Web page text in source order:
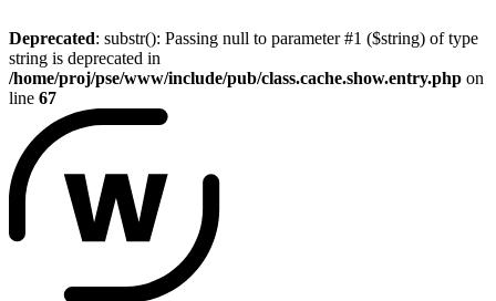
Deprecated: substr(): Passing null to parameter #1 ($string) of type
string is deprecated in
/home/proj/pse/www/include/pub/class.cache.show.entry.php on
line 67